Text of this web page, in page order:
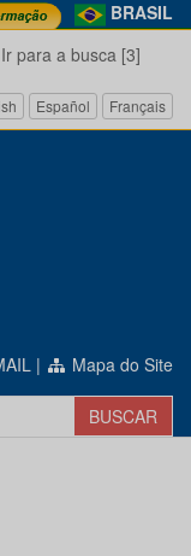
BRASIL
Ir para a busca [3]
Español Français
| Mapa do Site